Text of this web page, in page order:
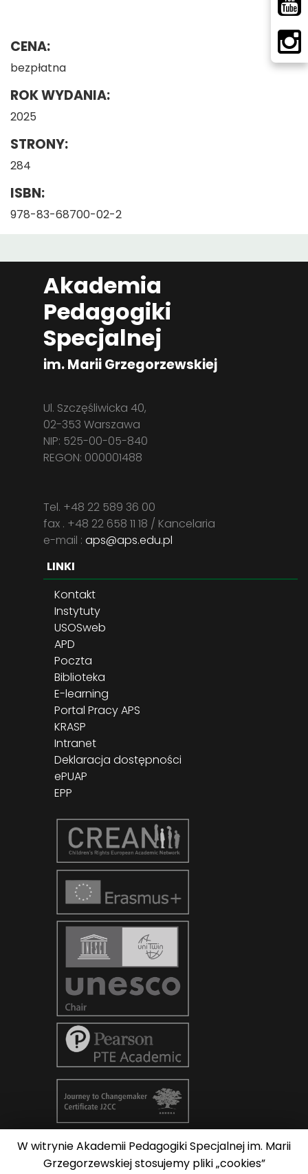
CENA:
bezpłatna
ROK WYDANIA:
2025
STRONY:
284
ISBN:
978-83-68700-02-2
Akademia
Pedagogiki
Specjalnej
im. Marii Grzegorzewskiej
Ul. Szczęśliwicka 40,
02-353 Warszawa
NIP: 525-00-05-840
REGON: 000001488
Tel. +48 22 589 36 00
fax . +48 22 658 11 18 / Kancelaria
e-mail : aps@aps.edu.pl
LINKI
Kontakt
Instytuty
USOSweb
APD
Poczta
Biblioteka
E-learning
Portal Pracy APS
KRASP
Intranet
Deklaracja dostępności
ePUAP
EPP
© Copyright 2026AKADEMIA
W witrynie Akademii Pedagogiki Specjalnej im. Marii
Grzegorzewskiej stosujemy pliki „cookies”